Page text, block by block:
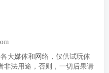
大媒体和网络，仅供试玩体
非法用途，否则，一切后果请